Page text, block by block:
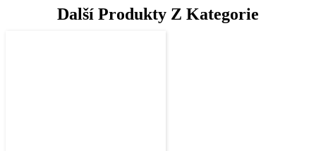
Další Produkty Z Kategorie